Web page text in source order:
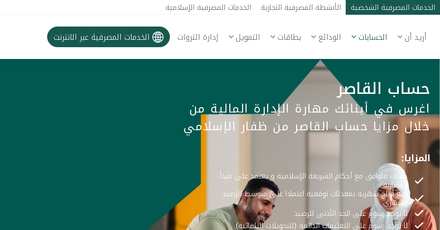
الخدمات المصرفية الشخصية الأنشطة المصرفية التجارية الخدمات المصرفية الإسلامية
أريد أن الحسابات الودائع بطاقات التمويل إدارة الثروات الخدمات المصرفية عبر الانترنت
حساب القاصر
اغرس في أبنائك مهارة الإدارة المالية من
خلال مزايا حساب القاصر من ظفار الإسلامي
المزايا:
حساب متوافق مع أحكام الشريعة الإسلامية و يعتمد على مبدأ
المضاربة
دفع أرباح شهرية بمعدلات توقعية اعتمادا على متوسط الرصيد
الشهري
لا يوجد رسوم على الحد الأدنى للرصيد
لا يوجد رسوم على التعليمات الدائمة (للتحويلات التلقائية)